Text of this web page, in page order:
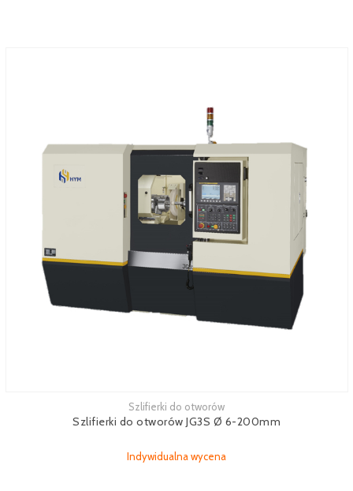
Szlifierki do otworów
Szlifierki do otworów JG3S Ø 6-200mm
Indywidualna wycena